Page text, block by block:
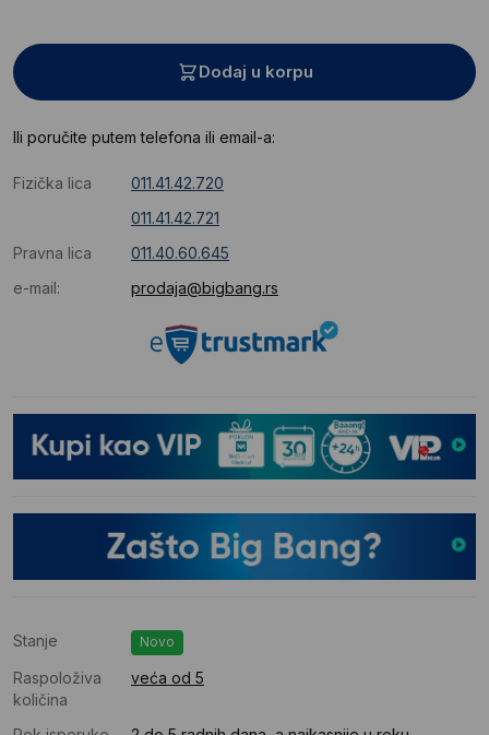
Dodaj u korpu
Ili poručite putem telefona ili email-a:
Fizička lica
011.41.42.720
011.41.42.721
Pravna lica
011.40.60.645
e-mail:
prodaja@bigbang.rs
Stanje Novo
Raspoloživa
količina
veća od 5